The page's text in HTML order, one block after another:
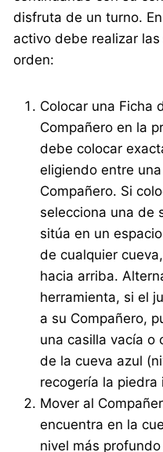
disfruta de un turno.
activo debe realizar
orden:
Colocar una Ficha
Compañero en la
debe colocar
eligiendo entre
Compañero. Si
selecciona una de
sitúa en un
de cualquier
hacia arriba.
herramienta, si el
a su Compañero,
una casilla vacía o
de la cueva azul
recogería la
Mover al
encuentra en la
nivel más